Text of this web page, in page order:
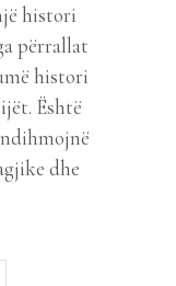
histori
përrallat
histori
Është
dhe